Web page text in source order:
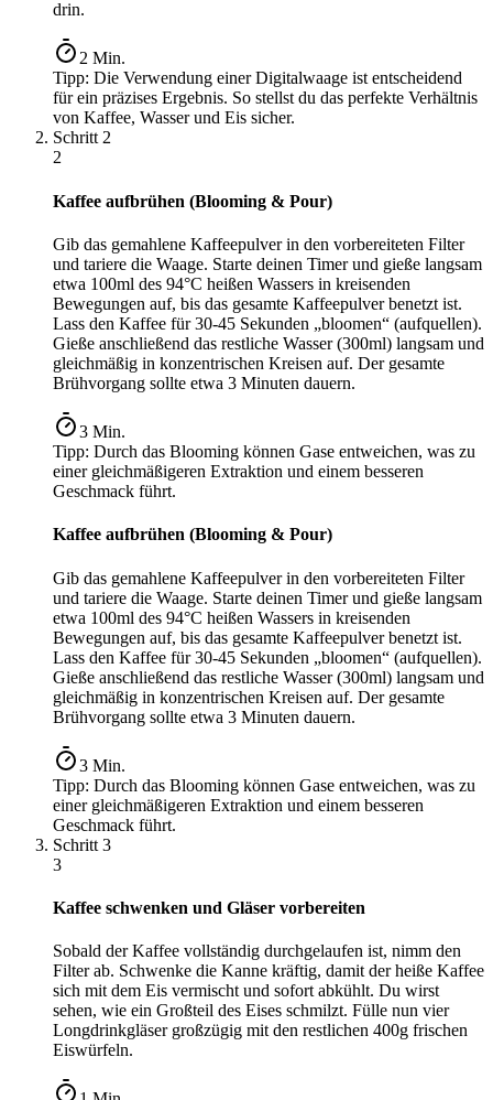
drin.
2 Min.
Tipp: Die Verwendung einer Digitalwaage ist entscheidend
für ein präzises Ergebnis. So stellst du das perfekte Verhältnis
von Kaffee, Wasser und Eis sicher.
Schritt2
2
Kaffee aufbrühen (Blooming & Pour)
Gib das gemahlene Kaffeepulver in den vorbereiteten Filter
und tariere die Waage. Starte deinen Timer und gieße langsam
etwa 100ml des 94°C heißen Wassers in kreisenden
Bewegungen auf, bis das gesamte Kaffeepulver benetzt ist.
Lass den Kaffee für 30-45 Sekunden „bloomen“ (aufquellen).
Gieße anschließend das restliche Wasser (300ml) langsam und
gleichmäßig in konzentrischen Kreisen auf. Der gesamte
Brühvorgang sollte etwa 3 Minuten dauern.
3 Min.
Tipp: Durch das Blooming können Gase entweichen, was zu
einer gleichmäßigeren Extraktion und einem besseren
Geschmack führt.
Kaffee aufbrühen (Blooming & Pour)
Gib das gemahlene Kaffeepulver in den vorbereiteten Filter
und tariere die Waage. Starte deinen Timer und gieße langsam
etwa 100ml des 94°C heißen Wassers in kreisenden
Bewegungen auf, bis das gesamte Kaffeepulver benetzt ist.
Lass den Kaffee für 30-45 Sekunden „bloomen“ (aufquellen).
Gieße anschließend das restliche Wasser (300ml) langsam und
gleichmäßig in konzentrischen Kreisen auf. Der gesamte
Brühvorgang sollte etwa 3 Minuten dauern.
3 Min.
Tipp: Durch das Blooming können Gase entweichen, was zu
einer gleichmäßigeren Extraktion und einem besseren
Geschmack führt.
Schritt 3
3
Kaffee schwenken und Gläser vorbereiten
Sobald der Kaffee vollständig durchgelaufen ist, nimm den
Filter ab. Schwenke die Kanne kräftig, damit der heiße Kaffee
sich mit dem Eis vermischt und sofort abkühlt. Du wirst
sehen, wie ein Großteil des Eises schmilzt. Fülle nun vier
Longdrinkgläser großzügig mit den restlichen 400g frischen
Eiswürfeln.